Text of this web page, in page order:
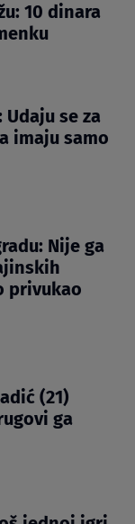
10 dinara
Udaju se za
imaju samo
Nije ga
privukao
(21)
ga